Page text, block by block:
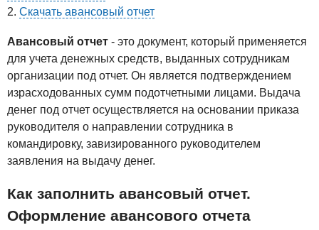
Скачать авансовый отчет
Авансовый отчет - это документ, который применяется
для учета денежных средств, выданных сотрудникам
организации под отчет. Он является подтверждением
израсходованных сумм подотчетными лицами. Выдача
денег под отчет осуществляется на основании приказа
руководителя о направлении сотрудника в
командировку, завизированного руководителем
заявления на выдачу денег.
Как заполнить авансовый отчет.
Оформление авансового отчета